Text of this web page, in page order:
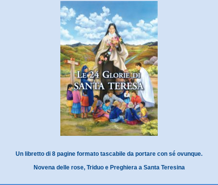
Un libretto di 8 pagine formato tascabile da portare con sé ovunque.
Novena delle rose, Triduo e Preghiera a Santa Teresina